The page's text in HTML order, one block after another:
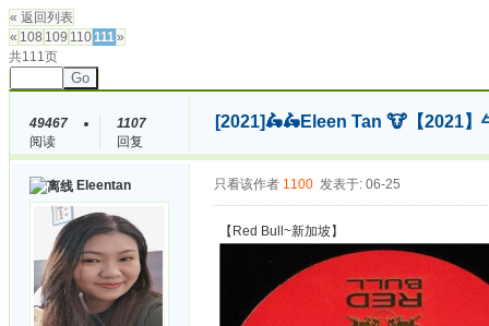
« 返回列表
« 108 109 110111»
共111页
Go
49467
阅读
1107
回复
[2021]🛵🛵Eleen Tan 🐮【2021】
Eleentan 只看该作者 1100 发表于: 06-25
【Red Bull~新加坡】